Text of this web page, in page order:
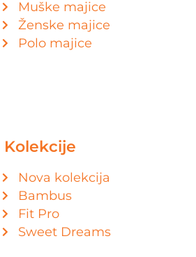
Muške majice
Ženske majice
Polo majice
Kolekcije
Nova kolekcija
Bambus
Fit Pro
Sweet Dreams